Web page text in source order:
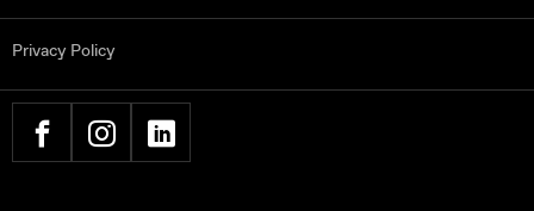
Privacy Policy
FACEBOOKINSTAGRAMLINKEDIN